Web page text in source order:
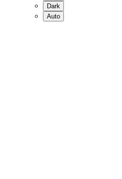
Dark
Auto